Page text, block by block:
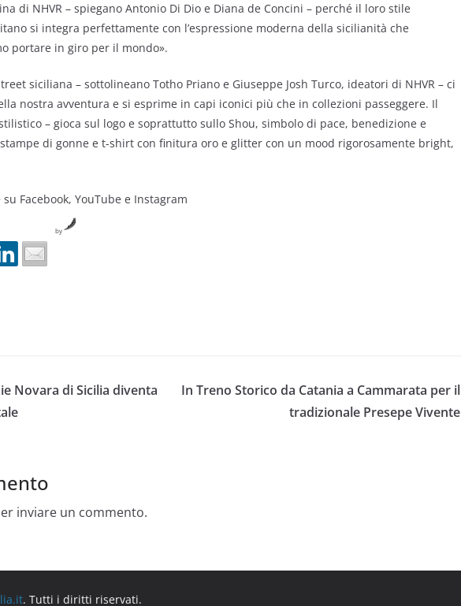
di NHVR – spiegano Antonio Di Dio e Diana de Concini – perché il loro stile
si integra perfettamente con l’espressione moderna della sicilianità che
portare in giro per il mondo».
siciliana – sottolineano Totho Priano e Giuseppe Josh Turco, ideatori di NHVR – ci
nostra avventura e si esprime in capi iconici più che in collezioni passeggere. Il
– gioca sul logo e soprattutto sullo Shou, simbolo di pace, benedizione e
di gonne e t-shirt con finitura oro e glitter con un mood rigorosamente bright,
su Facebook, YouTube e Instagram
by
Novara di Sicilia diventa
In Treno Storico da Catania a Cammarata per il
tradizionale Presepe Vivente
inviare un commento.
. Tutti i diritti riservati.